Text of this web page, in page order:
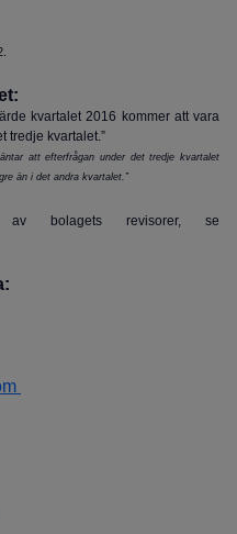
kvartalet 2016 kommer att vara
tredje kvartalet.”
att efterfrågan under det tredje kvartalet
än i det andra kvartalet.”
av bolagets revisorer, se